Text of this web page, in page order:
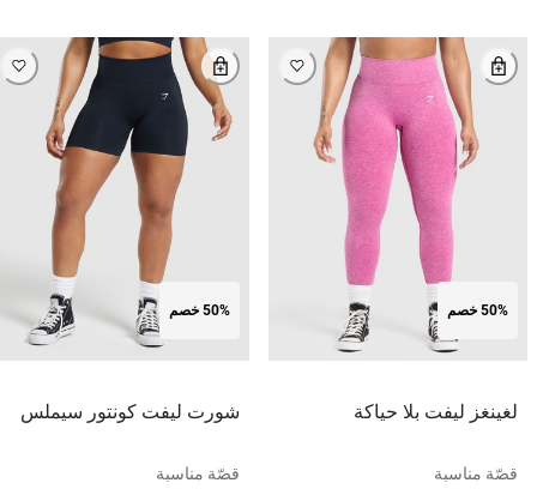
50% خصم
لغينغز ليفت بلا حياكة
قصّة مناسبة
50% خصم
شورت ليفت كونتور سيملس
قصّة مناسبة